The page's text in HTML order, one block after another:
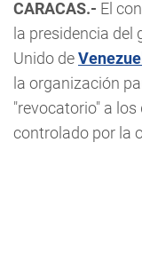
CARACAS.- El
la presidencia
Unido de
la organización
"revocatorio" a
controlado por la